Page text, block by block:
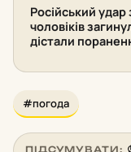
Російський
чоловіків
дістали
#погода